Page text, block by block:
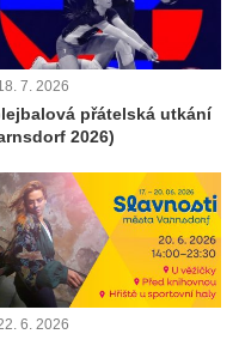
7. 2026
přátelská utkání
2026)
6. 2026